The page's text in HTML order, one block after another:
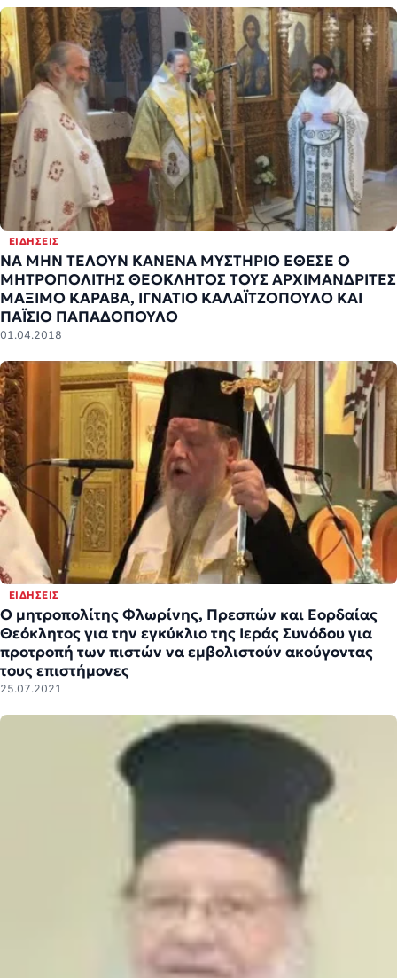
ΕΙΔΉΣΕΙΣ
ΝΑ ΜΗΝ ΤΕΛΟΥΝ ΚΑΝΕΝΑ ΜΥΣΤΗΡΙΟ ΕΘΕΣΕ Ο
ΜΗΤΡΟΠΟΛΙΤΗΣ ΘΕΟΚΛΗΤΟΣ ΤΟΥΣ ΑΡΧΙΜΑΝΔΡΙΤΕΣ
ΜΑΞΙΜΟ ΚΑΡΑΒΑ, ΙΓΝΑΤΙΟ ΚΑΛΑΪΤΖΟΠΟΥΛΟ ΚΑΙ
ΠΑΪΣΙΟ ΠΑΠΑΔΟΠΟΥΛΟ
01.04.2018
ΕΙΔΉΣΕΙΣ
Ο μητροπολίτης Φλωρίνης, Πρεσπών και Εορδαίας
Θεόκλητος για την εγκύκλιο της Ιεράς Συνόδου για
προτροπή των πιστών να εμβολιστούν ακούγοντας
τους επιστήμονες
25.07.2021